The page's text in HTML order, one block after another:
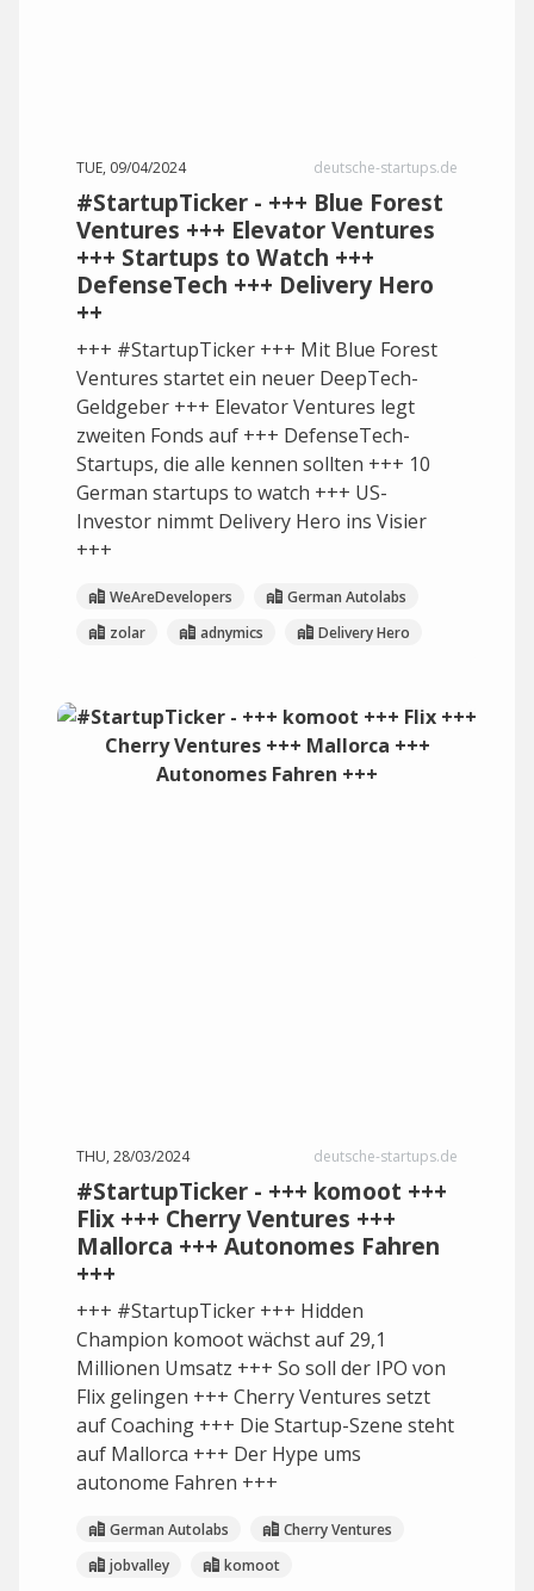
TUE, 09/04/2024 deutsche-startups.de
#StartupTicker - +++ Blue Forest
Ventures +++ Elevator Ventures
+++ Startups to Watch +++
DefenseTech +++ Delivery Hero
++
+++ #StartupTicker +++ Mit Blue Forest
Ventures startet ein neuer DeepTech-
Geldgeber +++ Elevator Ventures legt
zweiten Fonds auf +++ DefenseTech-
Startups, die alle kennen sollten +++ 10
German startups to watch +++ US-
Investor nimmt Delivery Hero ins Visier
+++
WeAreDevelopers
German Autolabs
zolar
adnymics Delivery Hero
THU, 28/03/2024 deutsche-startups.de
#StartupTicker - +++ komoot +++
Flix +++ Cherry Ventures +++
Mallorca +++ Autonomes Fahren
+++
+++ #StartupTicker +++ Hidden
Champion komoot wächst auf 29,1
Millionen Umsatz +++ So soll der IPO von
Flix gelingen +++ Cherry Ventures setzt
auf Coaching +++ Die Startup-Szene steht
auf Mallorca +++ Der Hype ums
autonome Fahren +++
German Autolabs
Cherry Ventures
jobvalley
komoot